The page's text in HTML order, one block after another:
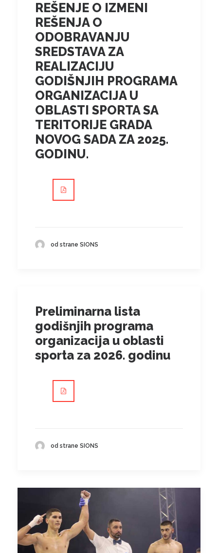
REŠENJE O IZMENI
REŠENJA O
ODOBRAVANJU
SREDSTAVA ZA
REALIZACIJU
GODIŠNJIH PROGRAMA
ORGANIZACIJA U
OBLASTI SPORTA SA
TERITORIJE GRADA
NOVOG SADA ZA 2025.
GODINU.
od strane SIONS
Preliminarna lista
godišnjih programa
organizacija u oblasti
sporta za 2026. godinu
od strane SIONS